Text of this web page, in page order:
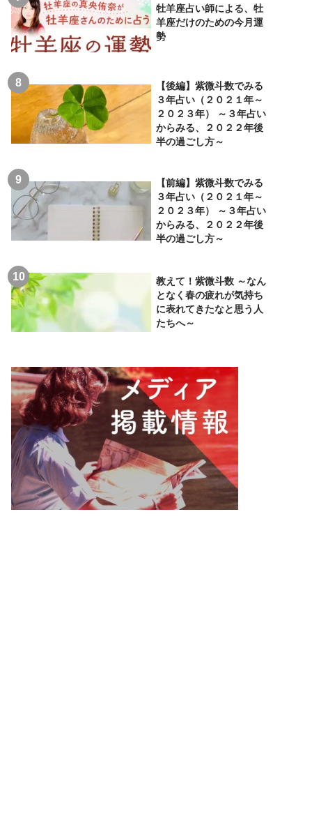
牡羊座占い師による、牡
羊座だけのための今月運
勢
【後編】紫微斗数でみる
３年占い（２０２１年～
２０２３年） ～３年占い
からみる、２０２２年後
半の過ごし方～
【前編】紫微斗数でみる
３年占い（２０２１年～
２０２３年） ～３年占い
からみる、２０２２年後
半の過ごし方～
教えて！紫微斗数 ～なん
となく春の疲れが気持ち
に表れてきたなと思う人
たちへ～